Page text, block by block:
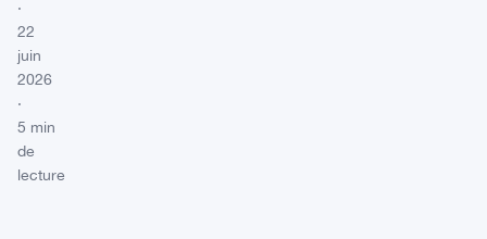
·
22
juin
2026
·
5 min
de
lecture